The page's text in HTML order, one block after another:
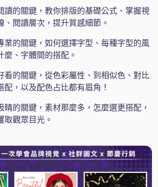
讀的關鍵，教你排版的基礎公式、掌握視
、閱讀層次，提升質感細節。
業的關鍵，如何選擇字型、每種字型的風
麼、字體間的搭配。
看的關鍵，從色彩屬性、到相似色、對比
配，以及配色占比都有眉角！
睛的關鍵，素材那麼多，怎麼選更搭配，
取觀眾目光。